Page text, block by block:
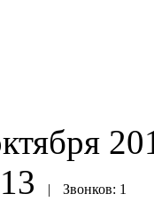
| Звонков: 1